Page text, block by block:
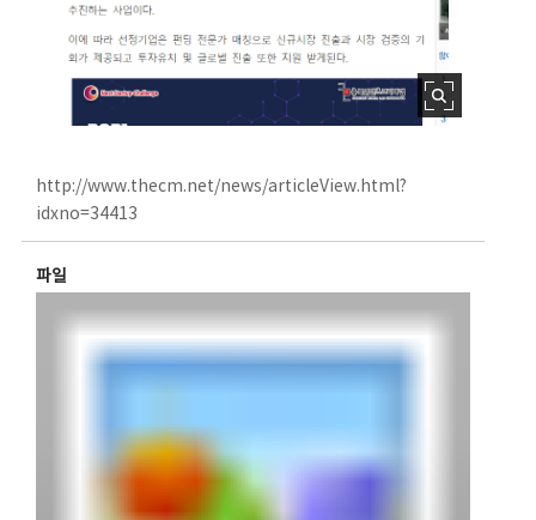
http://www.thecm.net/news/articleView.html?
idxno=34413
파일